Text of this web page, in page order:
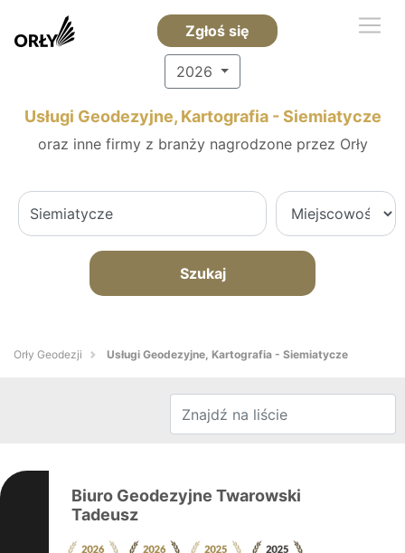
Zgłoś się
2026
Usługi Geodezyjne, Kartografia - Siemiatycze
oraz inne firmy z branży nagrodzone przez Orły
Szukaj
Orły Geodezji Usługi Geodezyjne, Kartografia - Siemiatycze
Biuro Geodezyjne Twarowski
Tadeusz